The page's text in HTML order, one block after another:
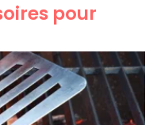
pour